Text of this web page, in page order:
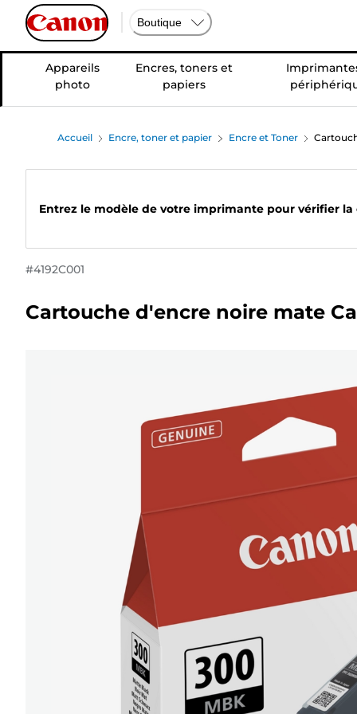
Boutique
Appareils
photo
Encres, toners et
papiers
Accueil Encre, toner et papier Encre et Toner
Entrez le modèle de votre imprimante pour vérifier
#4192C001
Cartouche d'encre noire mate